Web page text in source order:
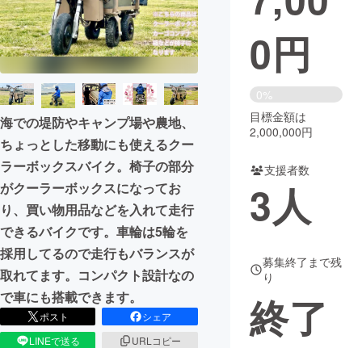
映像・映画 書籍・雑誌
ビジネス・起業 チャレンジ
まちづくり・地域活性化
CAMPFIRE for Social Good
CAMPFIRE Creation
CAMPFIREふるさと納税
コミュニティ
海での堤防やキャンプ場や農地、
ちょっとした移動にも使えるクー
ラーボックスバイク。椅子の部分
がクーラーボックスになってお
り、買い物用品などを入れて走行
できるバイクです。車輪は5輪を
採用してるので走行もバランスが
取れてます。コンパクト設計なの
で車にも搭載できます。
ポスト
シェア
LINEで送る
URLコピー
0円
0%
目標金額は
2,000,000円
支援者数
3人
募集終了まで残
り
終了